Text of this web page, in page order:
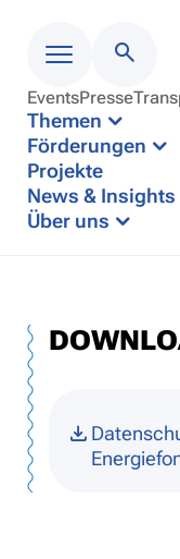
Menü
EventsPresse
Themen
Förderungen
Projekte
News & Insights
Über uns